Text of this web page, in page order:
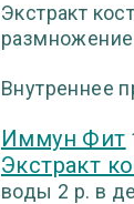
Экстракт
Внутреннее
Иммун Фит
Экстракт
воды 2 р. в